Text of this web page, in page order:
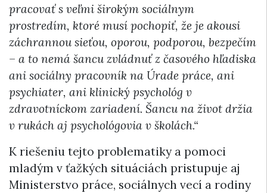
pracovať s veľmi širokým sociálnym
prostredím, ktoré musí pochopiť, že je akousi
záchrannou sieťou, oporou, podporou, bezpečím
– a to nemá šancu zvládnuť z časového hľadiska
ani sociálny pracovník na Úrade práce, ani
psychiater, ani klinický psychológ v
zdravotníckom zariadení. Šancu na život držia
v rukách aj psychológovia v školách.“
K riešeniu tejto problematiky a pomoci
mladým v ťažkých situáciách pristupuje aj
Ministerstvo práce, sociálnych vecí a rodiny